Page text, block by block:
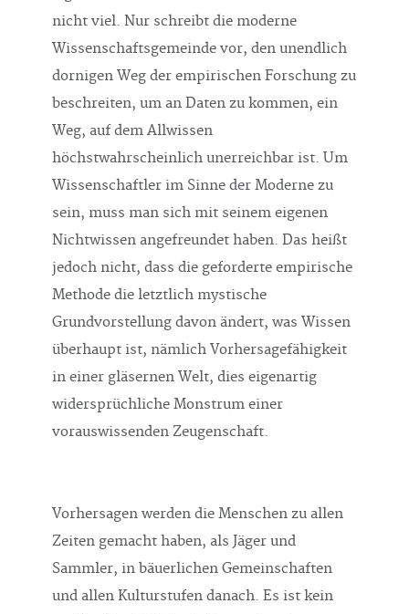
nicht viel. Nur schreibt die moderne
Wissenschaftsgemeinde vor, den unendlich
dornigen Weg der empirischen Forschung zu
beschreiten, um an Daten zu kommen, ein
Weg, auf dem Allwissen
höchstwahrscheinlich unerreichbar ist. Um
Wissenschaftler im Sinne der Moderne zu
sein, muss man sich mit seinem eigenen
Nichtwissen angefreundet haben. Das heißt
jedoch nicht, dass die geforderte empirische
Methode die letztlich mystische
Grundvorstellung davon ändert, was Wissen
überhaupt ist, nämlich Vorhersagefähigkeit
in einer gläsernen Welt, dies eigenartig
widersprüchliche Monstrum einer
vorauswissenden Zeugenschaft.
Vorhersagen werden die Menschen zu allen
Zeiten gemacht haben, als Jäger und
Sammler, in bäuerlichen Gemeinschaften
und allen Kulturstufen danach. Es ist kein